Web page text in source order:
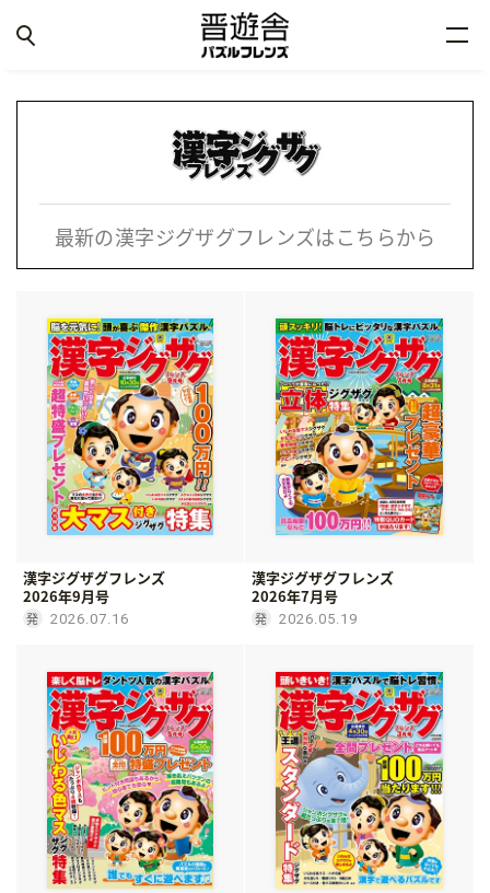
最新の漢字ジグザグフレンズはこちらから
漢字ジグザグフレンズ
2026年9月号
2026.07.16
漢字ジグザグフレンズ
2026年7月号
2026.05.19